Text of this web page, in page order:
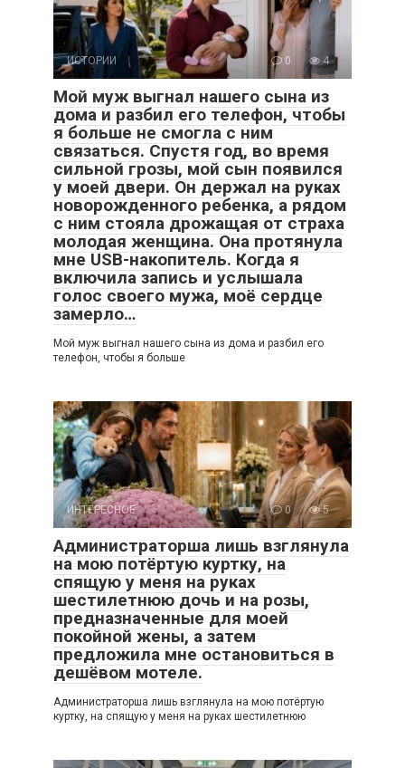
ИСТОРИИ 0 4
Мой муж выгнал нашего сына из
дома и разбил его телефон, чтобы
я больше не смогла с ним
связаться. Спустя год, во время
сильной грозы, мой сын появился
у моей двери. Он держал на руках
новорожденного ребенка, а рядом
с ним стояла дрожащая от страха
молодая женщина. Она протянула
мне USB-накопитель. Когда я
включила запись и услышала
голос своего мужа, моё сердце
замерло…
Мой муж выгнал нашего сына из дома и разбил его
телефон, чтобы я больше
ИНТЕРЕСНОЕ 0 5
Администраторша лишь взглянула
на мою потёртую куртку, на
спящую у меня на руках
шестилетнюю дочь и на розы,
предназначенные для моей
покойной жены, а затем
предложила мне остановиться в
дешёвом мотеле.
Администраторша лишь взглянула на мою потёртую
куртку, на спящую у меня на руках шестилетнюю